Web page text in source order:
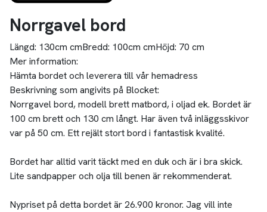
Norrgavel bord
Längd: 130cm cmBredd: 100cm cmHöjd: 70 cm
Mer information:
Hämta bordet och leverera till vår hemadress
Beskrivning som angivits på Blocket:
Norrgavel bord, modell brett matbord, i oljad ek. Bordet är
100 cm brett och 130 cm långt. Har även två inläggsskivor
var på 50 cm. Ett rejält stort bord i fantastisk kvalité.
Bordet har alltid varit täckt med en duk och är i bra skick.
Lite sandpapper och olja till benen är rekommenderat.
Nypriset på detta bordet är 26.900 kronor. Jag vill inte